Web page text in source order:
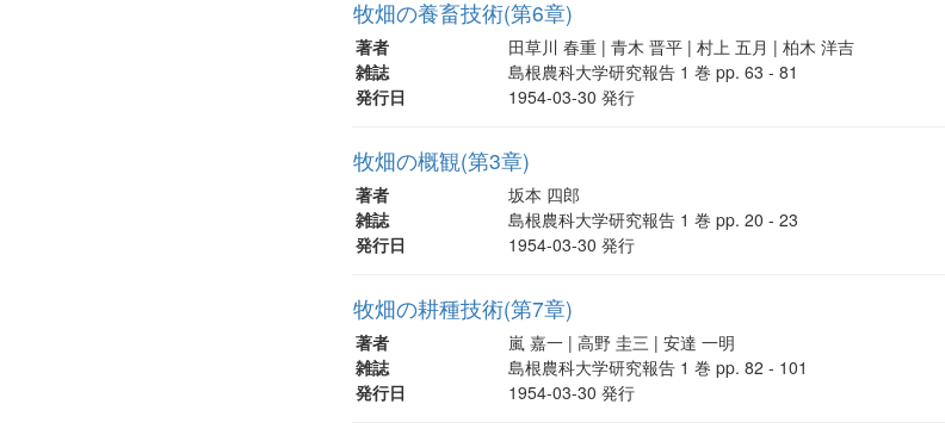
牧畑の養畜技術(第6章)
著者
田草川 春重 | 青木 晋平 | 村上 五月 | 柏木 洋吉
雑誌
島根農科大学研究報告 1 巻 pp. 63 - 81
発行日
1954-03-30 発行
牧畑の概観(第3章)
著者
坂本 四郎
雑誌
島根農科大学研究報告 1 巻 pp. 20 - 23
発行日
1954-03-30 発行
牧畑の耕種技術(第7章)
著者
嵐 嘉一 | 高野 圭三 | 安達 一明
雑誌
島根農科大学研究報告 1 巻 pp. 82 - 101
発行日
1954-03-30 発行